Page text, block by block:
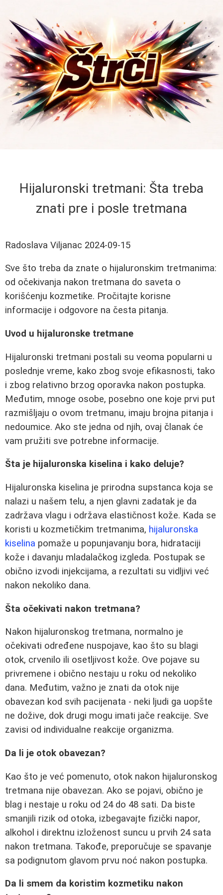
Hijaluronski tretmani: Šta treba
znati pre i posle tretmana
Radoslava Viljanac 2024-09-15
Sve što treba da znate o hijaluronskim tretmanima:
od očekivanja nakon tretmana do saveta o
korišćenju kozmetike. Pročitajte korisne
informacije i odgovore na česta pitanja.
Uvod u hijaluronske tretmane
Hijaluronski tretmani postali su veoma popularni u
poslednje vreme, kako zbog svoje efikasnosti, tako
i zbog relativno brzog oporavka nakon postupka.
Međutim, mnoge osobe, posebno one koje prvi put
razmišljaju o ovom tretmanu, imaju brojna pitanja i
nedoumice. Ako ste jedna od njih, ovaj članak će
vam pružiti sve potrebne informacije.
Šta je hijaluronska kiselina i kako deluje?
Hijaluronska kiselina je prirodna supstanca koja se
nalazi u našem telu, a njen glavni zadatak je da
zadržava vlagu i održava elastičnost kože. Kada se
koristi u kozmetičkim tretmanima, hijaluronska
kiselina pomaže u popunjavanju bora, hidrataciji
kože i davanju mladalačkog izgleda. Postupak se
obično izvodi injekcijama, a rezultati su vidljivi već
nakon nekoliko dana.
Šta očekivati nakon tretmana?
Nakon hijaluronskog tretmana, normalno je
očekivati određene nuspojave, kao što su blagi
otok, crvenilo ili osetljivost kože. Ove pojave su
privremene i obično nestaju u roku od nekoliko
dana. Međutim, važno je znati da otok nije
obavezan kod svih pacijenata - neki ljudi ga uopšte
ne dožive, dok drugi mogu imati jače reakcije. Sve
zavisi od individualne reakcije organizma.
Da li je otok obavezan?
Kao što je već pomenuto, otok nakon hijaluronskog
tretmana nije obavezan. Ako se pojavi, obično je
blag i nestaje u roku od 24 do 48 sati. Da biste
smanjili rizik od otoka, izbegavajte fizički napor,
alkohol i direktnu izloženost suncu u prvih 24 sata
nakon tretmana. Takođe, preporučuje se spavanje
sa podignutom glavom prvu noć nakon postupka.
Da li smem da koristim kozmetiku nakon